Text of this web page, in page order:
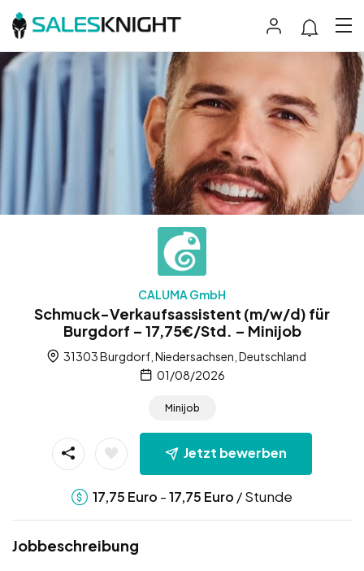
CALUMA GmbH
Schmuck-Verkaufsassistent (m/w/d) für
Burgdorf – 17,75€/Std. – Minijob
31303 Burgdorf, Niedersachsen, Deutschland
01/08/2026
Minijob
Jetzt bewerben
17,75 Euro -17,75 Euro / Stunde
Jobbeschreibung